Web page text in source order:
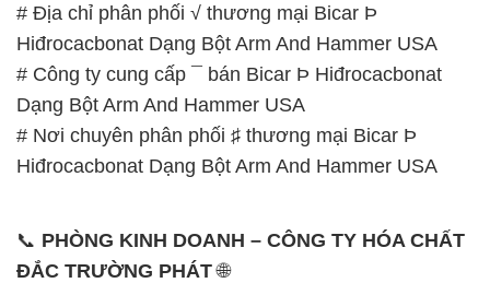
# Địa chỉ phân phối √ thương mại Bicar Þ
Hiđrocacbonat Dạng Bột Arm And Hammer USA
# Công ty cung cấp ¯ bán Bicar Þ Hiđrocacbonat
Dạng Bột Arm And Hammer USA
# Nơi chuyên phân phối ♯ thương mại Bicar Þ
Hiđrocacbonat Dạng Bột Arm And Hammer USA
📞 PHÒNG KINH DOANH – CÔNG TY HÓA CHẤT
ĐẮC TRƯỜNG PHÁT🌐